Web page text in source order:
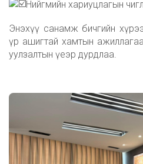
Нийгмийн хариуцлагын
Энэхүү санамж бичгийн
үр ашигтай хамтын
уулзалтын үеэр дурдлаа.